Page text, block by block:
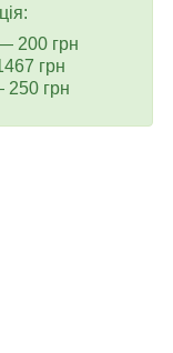
200 грн
грн
250 грн